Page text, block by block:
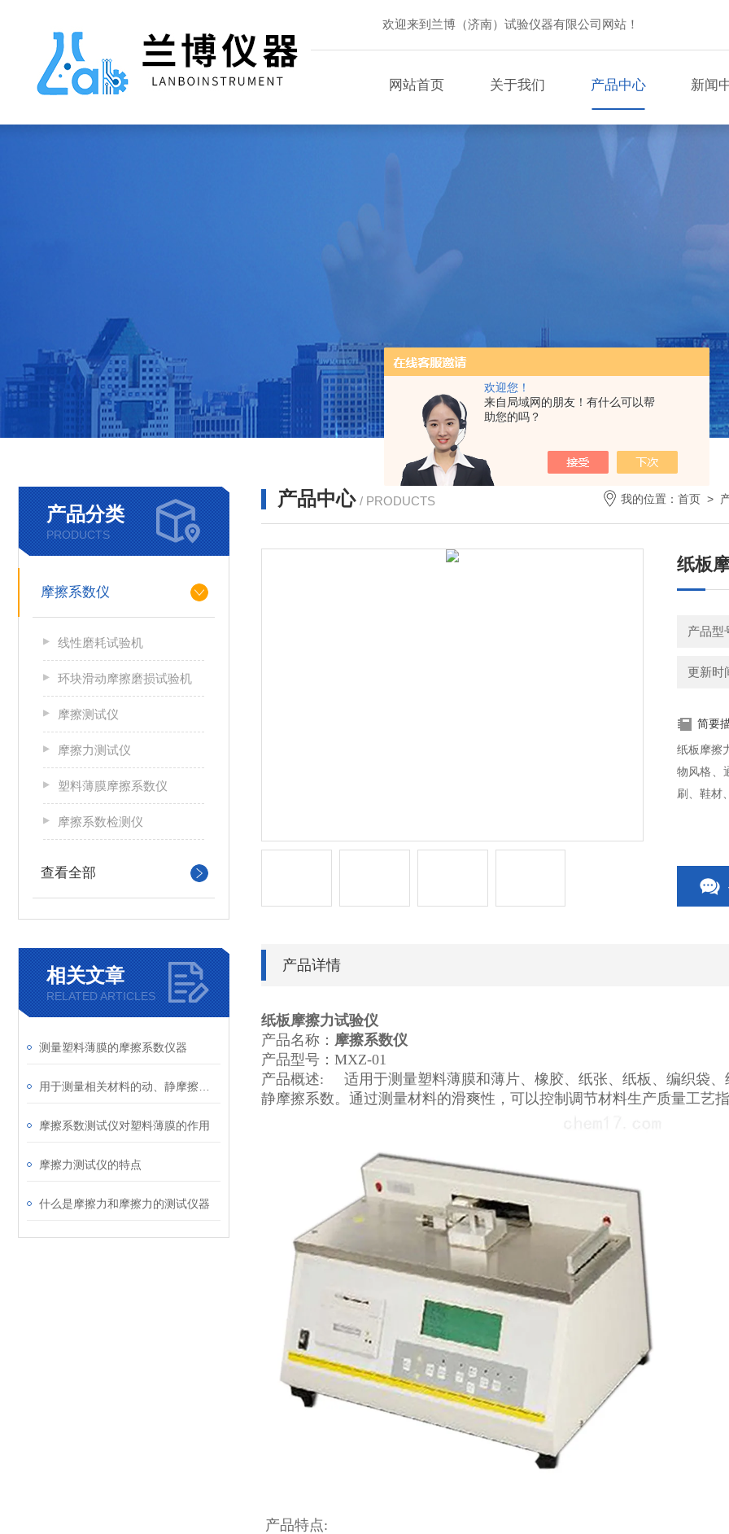
欢迎您！
来自局域网的朋友！有什么可以帮
助您的吗？
欢迎来到兰博（济南）试验仪器有限公司网站！
网站首页 关于我们 产品中心 新闻
产品分类
PRODUCTS
摩擦系数仪
线性磨耗试验机
环块滑动摩擦磨损试验机
摩擦测试仪
摩擦力测试仪
塑料薄膜摩擦系数仪
摩擦系数检测仪
查看全部
相关文章
RELATED ARTICLES
测量塑料薄膜的摩擦系数仪器
摩擦系数测试仪对塑料薄膜的作用
摩擦力测试仪的特点
什么是摩擦力和摩擦力的测试仪器
产品中心 / PRODUCTS 我的位置： 首页 >
纸板
产品型
更新时
简要
纸板摩擦
物风格、
刷、鞋材
产品详情
纸板摩擦力试验仪
产品名称： 摩擦系数仪
产品型号：MXZ-01
产品概述: 适用于测量塑料薄膜和薄片、橡胶、纸张、纸板、编织袋
静摩擦系数。通过测量材料的滑爽性，可以控制调节材料生产质量工艺
产品特点: